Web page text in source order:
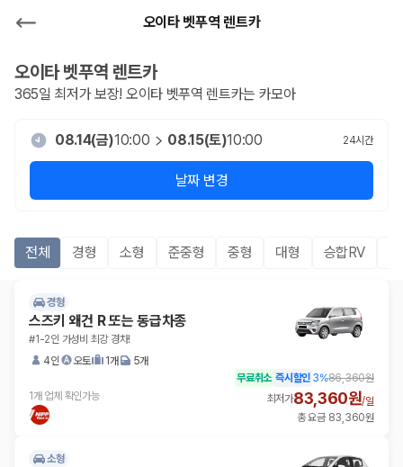
오이타 벳푸역 렌트카
오이타 벳푸역 렌트카
365일 최저가 보장! 오이타 벳푸역 렌트카는 카모아
08.14(금)10:00 08.15(토)10:00 24시간
날짜 변경
전체 경형 소형 준중형 중형 대형 승합RV
경형
스즈키 왜건 R 또는 동급차종
#1-2인 가성비 최강 경차!
4인
오토 1개 5개
1개 업체 확인가능
무료취소 즉시할인 3%86,360원
최저가83,360원/일
총 요금 83,360원
소형